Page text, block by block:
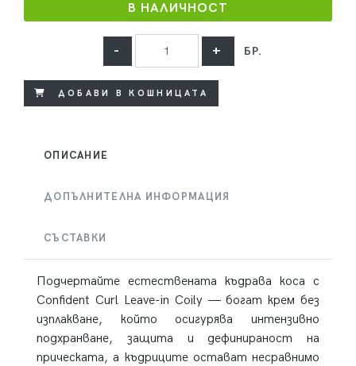
В НАЛИЧНОСТ
- + БР.
ДОБАВИ В КОШНИЦАТА
ОПИСАНИЕ
ДОПЪЛНИТЕЛНА ИНФОРМАЦИЯ
СЪСТАВКИ
Подчертайте естествената къдрава коса с
Confident Curl Leave-in Coily — богат крем без
изплакване, който осигурява интензивно
подхранване, защита и дефинираност на
прическата, а къдриците остават несравнимо